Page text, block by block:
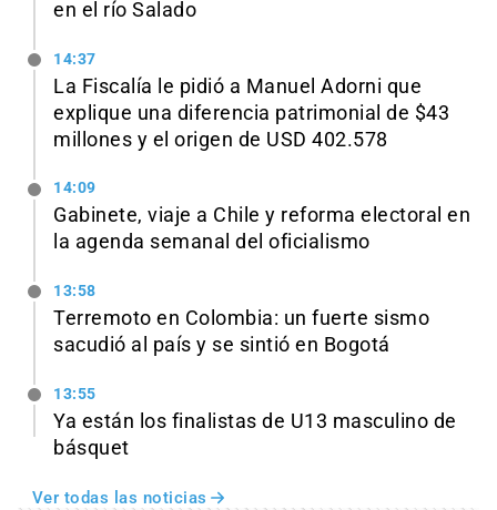
en el río Salado
14:37
La Fiscalía le pidió a Manuel Adorni que
explique una diferencia patrimonial de $43
millones y el origen de USD 402.578
14:09
Gabinete, viaje a Chile y reforma electoral en
la agenda semanal del oficialismo
13:58
Terremoto en Colombia: un fuerte sismo
sacudió al país y se sintió en Bogotá
13:55
Ya están los finalistas de U13 masculino de
básquet
Ver todas las noticias